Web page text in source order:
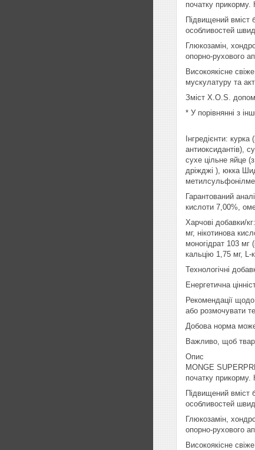
початку прикорму.
Підвищений вміст
особливостей
Глюкозамін,
опорно-рухового
Високоякісне
мускулатуру та
Зміст X.O.S.
* У порівнянні з
Інгредієнти:
антиоксидантів),
сухе цільне яйце
дріжджі ), юкка
Гарантований
кислоти 7,00%,
Харчові добавки/
мг, нікотинова
моногідрат 103 мг
кальцію 1,75 мг, L-
Технологічні
Енергетична
Рекомендації
або розмочувати
Добова норма може
Важливо, щоб
Опис
MONGE
початку прикорму.
Підвищений вміст
особливостей
Глюкозамін,
опорно-рухового
Високоякісне